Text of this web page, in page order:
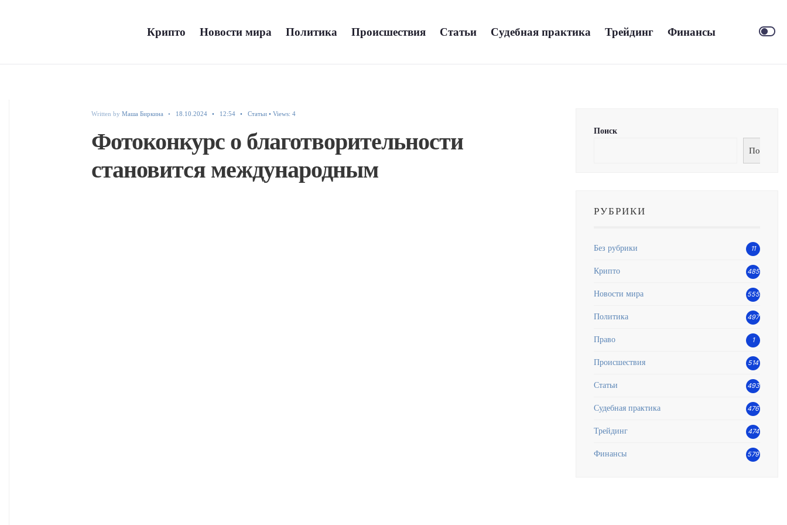
Крипто Новости мира Политика Происшествия Статьи Судебная практика Трейдинг Финансы
Written by Маша Биркина 18.10.2024 12:54 • Статьи•Views: 4
Фотоконкурс о благотворительности
становится международным
Поиск
Поиск
РУБРИКИ
Без рубрики 11
Крипто 485
Новости мира 555
Политика 497
Право 1
Происшествия 514
Статьи 493
Судебная практика 476
Трейдинг 474
Финансы 579